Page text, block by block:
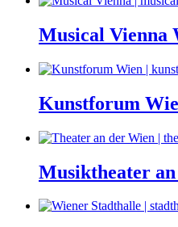
Musical Vienna
Kunstforum
Musiktheater